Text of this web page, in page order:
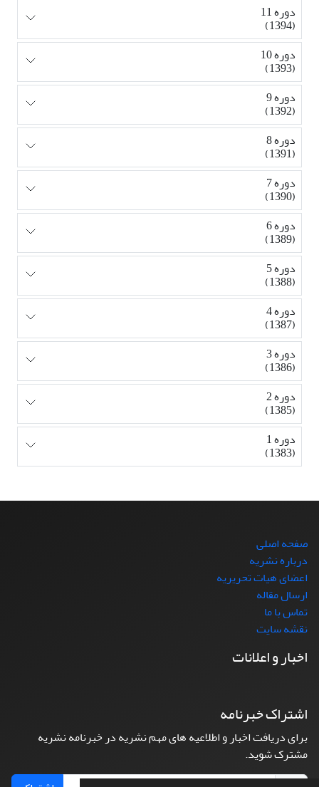
دوره 11
(1394)
دوره 10
(1393)
دوره 9
(1392)
دوره 8
(1391)
دوره 7
(1390)
دوره 6
(1389)
دوره 5
(1388)
دوره 4
(1387)
دوره 3
(1386)
دوره 2
(1385)
دوره 1
(1383)
صفحه اصلی
درباره نشریه
اعضای هیات تحریریه
ارسال مقاله
تماس با ما
نقشه سایت
اخبار و اعلانات
اشتراک خبرنامه
برای دریافت اخبار و اطلاعیه های مهم نشریه در خبرنامه نشریه
مشترک شوید.